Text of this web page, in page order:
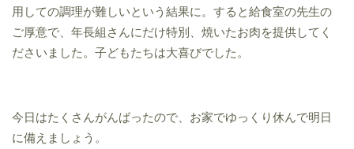
用しての調理が難しいという結果に。すると給食室の先生の
ご厚意で、年長組さんにだけ特別、焼いたお肉を提供してく
ださいました。子どもたちは大喜びでした。
今日はたくさんがんばったので、お家でゆっくり休んで明日
に備えましょう。